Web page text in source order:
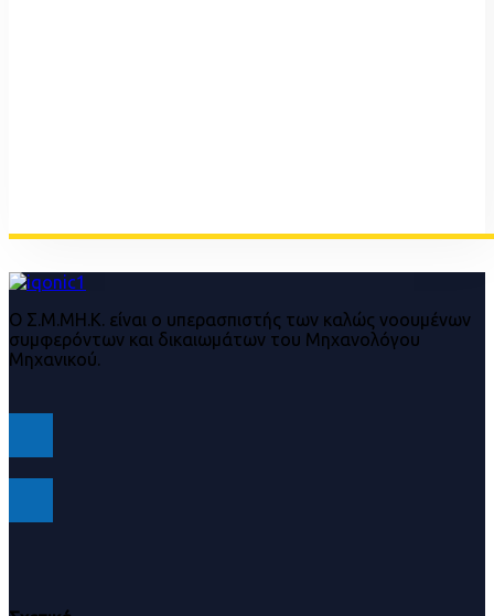
Ο Σ.Μ.ΜΗ.Κ. είναι ο υπερασπιστής των καλώς νοουμένων
συμφερόντων και δικαιωμάτων του Μηχανολόγου
Μηχανικού.